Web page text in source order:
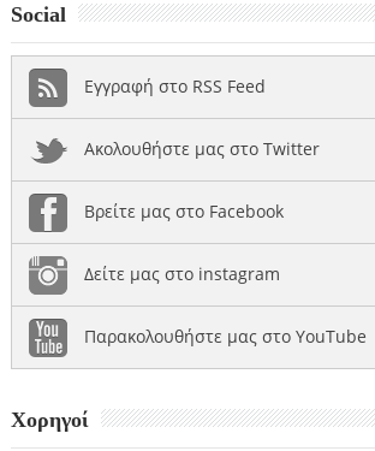
Social
Εγγραφή στο RSS Feed
Ακολουθήστε μας στο Twitter
Βρείτε μας στο Facebook
Δείτε μας στο instagram
Παρακολουθήστε μας στο YouTube
Χορηγοί